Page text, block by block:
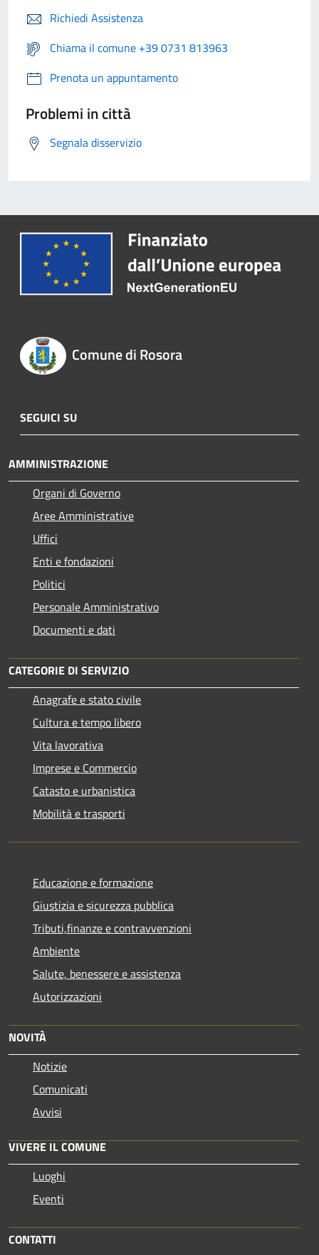
Richiedi Assistenza
Chiama il comune +39 0731 813963
Prenota un appuntamento
Problemi in città
Segnala disservizio
Comune di Rosora
SEGUICI SU
AMMINISTRAZIONE
Organi di Governo
Aree Amministrative
Uffici
Enti e fondazioni
Politici
Personale Amministrativo
Documenti e dati
CATEGORIE DI SERVIZIO
Anagrafe e stato civile
Cultura e tempo libero
Vita lavorativa
Imprese e Commercio
Catasto e urbanistica
Mobilità e trasporti
Educazione e formazione
Giustizia e sicurezza pubblica
Tributi,finanze e contravvenzioni
Ambiente
Salute, benessere e assistenza
Autorizzazioni
NOVITÀ
Notizie
Comunicati
Avvisi
VIVERE IL COMUNE
Luoghi
Eventi
CONTATTI